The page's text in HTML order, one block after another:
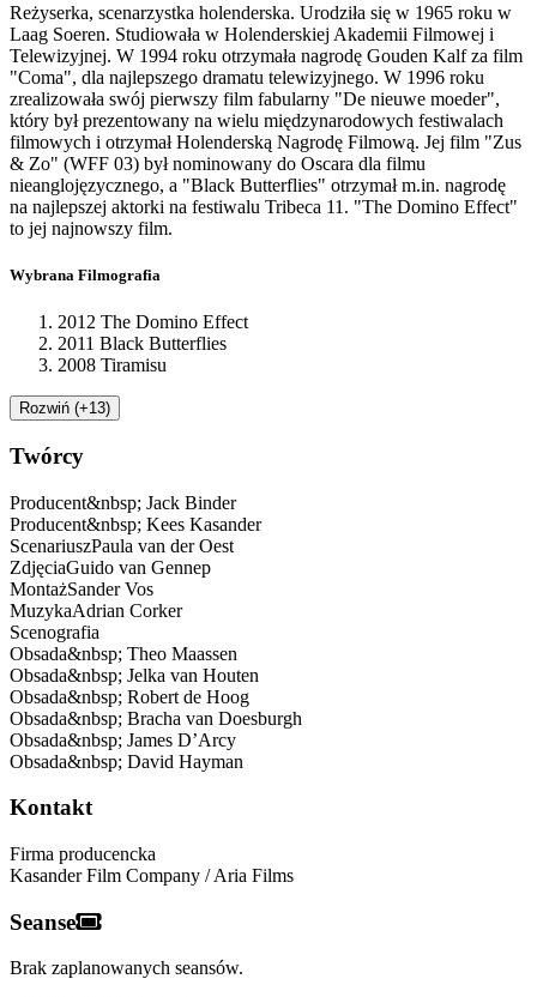
Reżyserka, scenarzystka holenderska. Urodziła się w 1965 roku w
Laag Soeren. Studiowała w Holenderskiej Akademii Filmowej i
Telewizyjnej. W 1994 roku otrzymała nagrodę Gouden Kalf za film
"Coma", dla najlepszego dramatu telewizyjnego. W 1996 roku
zrealizowała swój pierwszy film fabularny "De nieuwe moeder",
który był prezentowany na wielu międzynarodowych festiwalach
filmowych i otrzymał Holenderską Nagrodę Filmową. Jej film "Zus
& Zo" (WFF 03) był nominowany do Oscara dla filmu
nieanglojęzycznego, a "Black Butterflies" otrzymał m.in. nagrodę
na najlepszej aktorki na festiwalu Tribeca 11. "The Domino Effect"
to jej najnowszy film.
Wybrana Filmografia
2012 The Domino Effect
2011 Black Butterflies
2008 Tiramisu
Rozwiń (+13)
Twórcy
Producent&nbsp; Jack Binder
Producent&nbsp; Kees Kasander
ScenariuszPaula van der Oest
ZdjęciaGuido van Gennep
MontażSander Vos
MuzykaAdrian Corker
Scenografia
Obsada&nbsp; Theo Maassen
Obsada&nbsp; Jelka van Houten
Obsada&nbsp; Robert de Hoog
Obsada&nbsp; Bracha van Doesburgh
Obsada&nbsp; James D’Arcy
Obsada&nbsp; David Hayman
Kontakt
Firma producencka
Kasander Film Company / Aria Films
Seanse
Brak zaplanowanych seansów.